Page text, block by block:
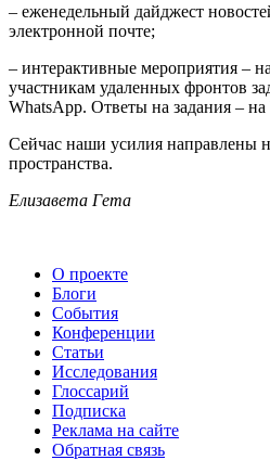
– еженедельный дайджест
электронной почте;
– интерактивные мероприятия –
участникам удаленных фронтов
WhatsApp. Ответы на задания – на
Сейчас наши усилия направлены
пространства.
Елизавета Гета
О проекте
Блоги
События
Конференции
Статьи
Исследования
Глоссарий
Подписка
Реклама на сайте
Обратная связь